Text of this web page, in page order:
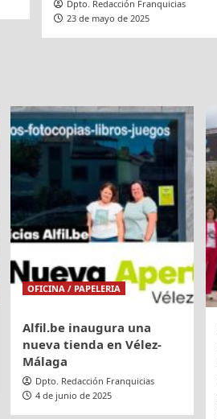
Dpto. Redacción Franquicias
23 de mayo de 2025
OFICINA / PAPELERIA
Alfil.be inaugura una
nueva tienda en Vélez-
Málaga
Dpto. Redacción Franquicias
4 de junio de 2025